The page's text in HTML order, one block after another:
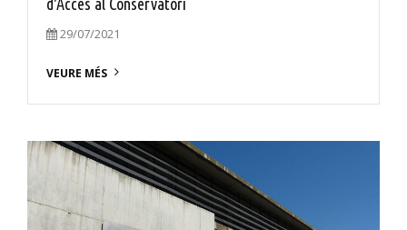
d'Accés al Conservatori
29/07/2021
VEURE MÉS